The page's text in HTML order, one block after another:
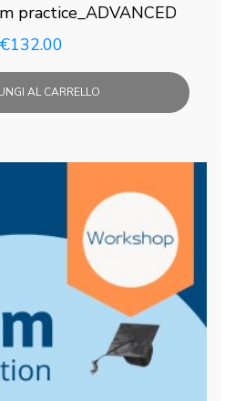
practice_ADVANCED
€132.00
AL CARRELLO